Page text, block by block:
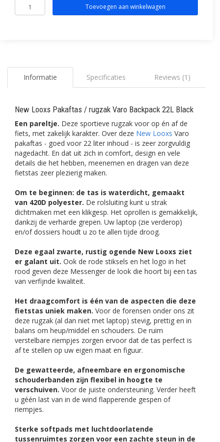
Toevoegen aan winkelwagen
Informatie Specificaties Reviews (1)
New Looxs Pakaftas / rugzak Varo Backpack 22L Black
Een pareltje. Deze sportieve rugzak voor op én af de
fiets, met zakelijk karakter. Over deze New Looxs Varo
pakaftas - goed voor 22 liter inhoud - is zeer zorgvuldig
nagedacht. En dat uit zich in comfort, design en vele
details die het hebben, meenemen en dragen van deze
fietstas zeer plezierig maken.
Om te beginnen: de tas is waterdicht, gemaakt
van 420D polyester. De rolsluiting kunt u strak
dichtmaken met een klikgesp. Het oprollen is gemakkelijk,
dankzij de verharde grepen. Uw laptop (zie verderop)
en/of dossiers houdt u zo te allen tijde droog.
Deze egaal zwarte, rustig ogende New Looxs ziet
er galant uit. Ook de rode stiksels en het logo in het
rood geven deze Messenger de look die hoort bij een tas
van verfijnde kwaliteit.
Het draagcomfort is één van de aspecten die deze
fietstas uniek maken. Voor de forensen onder ons zit
deze rugzak (al dan niet met laptop) stevig, prettig en in
balans om heup/middel en schouders. De ruim
verstelbare riempjes zorgen ervoor dat de tas perfect is
af te stellen op uw eigen maat en figuur.
De gewatteerde, afneembare en ergonomische
schouderbanden zijn flexibel in hoogte te
verschuiven. Voor de juiste ondersteuning. Verder heeft
u géén last van in de wind flapperende gespen of
riempjes.
Sterke softpads met luchtdoorlatende
tussenruimtes zorgen voor een zachte steun in de